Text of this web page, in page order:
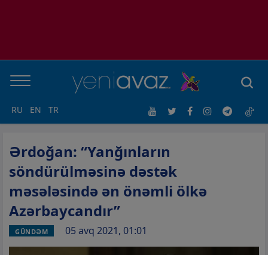
RU EN TR
Ərdoğan: “Yanğınların
söndürülməsinə dəstək
məsələsində ən önəmli ölkə
Azərbaycandır”
GÜNDƏM 05 avq 2021, 01:01